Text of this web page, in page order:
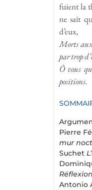
fuient la
ne sait
d’eux,
Morts aux
par trop
Ô vous
positions.
Pierre
mur
Suchet
Antonio